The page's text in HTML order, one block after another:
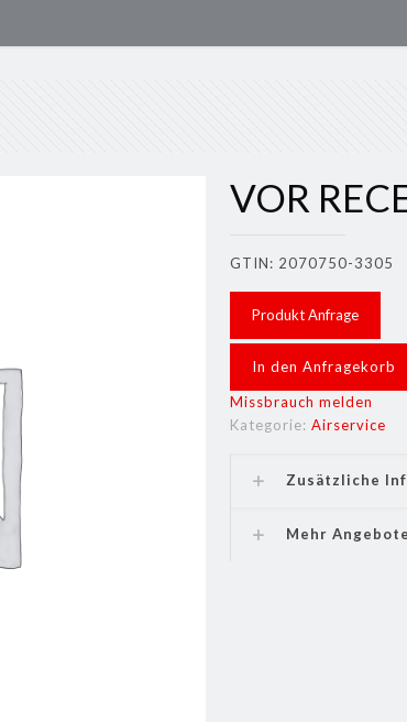
VOR
GTIN: 2070750-3305
Produkt Anfrage
In den Anfragekorb
Missbrauch melden
Kategorie:Airservice
Zusätzliche
Mehr